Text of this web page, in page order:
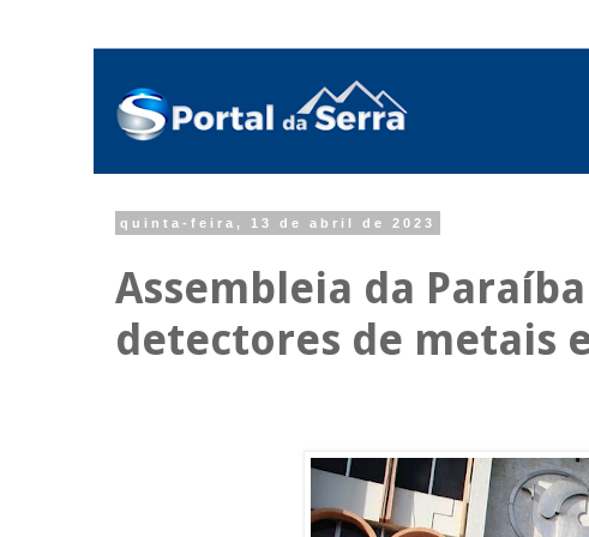
quinta-feira, 13 de abril de 2023
Assembleia da
detectores de metais